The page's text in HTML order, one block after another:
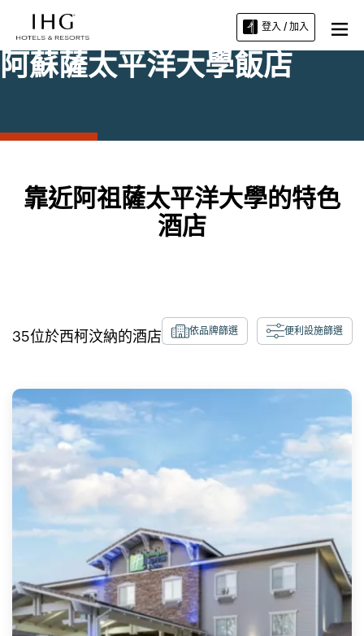
登入 / 加入
阿蘇薩太平洋大學飯店
靠近阿祖薩太平洋大學的特色
酒店
35位於西柯汶納的酒店 依品牌篩選 便利設施篩選